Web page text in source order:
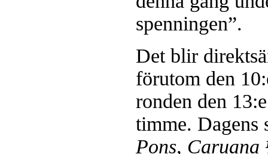
spenningen”.
Det blir
förutom den
ronden den
timme. Dagens
Pons, Caruana